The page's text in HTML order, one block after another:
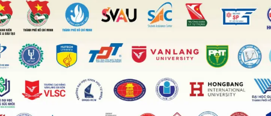
nguồn động viên như một lời khích lệ cho hành trình
tin để bước vững hơn trong chặng đường trưởng thành